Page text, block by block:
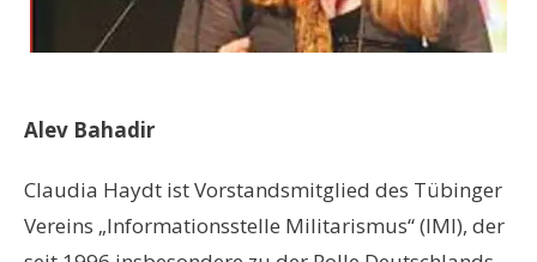
Alev Bahadir
Claudia Haydt ist Vorstandsmitglied des Tübinger
Vereins „Informationsstelle Militarismus“ (IMI), der